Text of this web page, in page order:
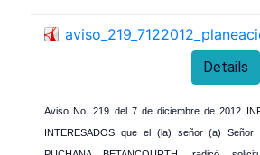
Details
Aviso No. 219 del 7 de diciembre de 2012
INTERESADOS que el (la) señor (a) Señor